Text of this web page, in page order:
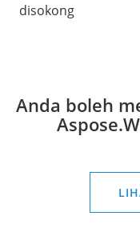
disokong
Anda boleh